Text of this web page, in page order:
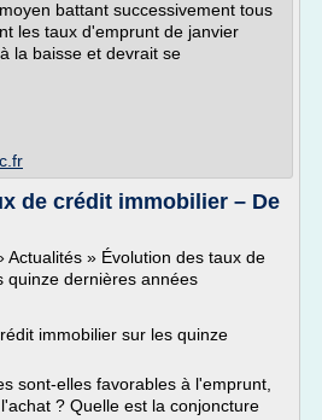
battant successivement tous
les taux d'emprunt de janvier
la baisse et devrait se
de crédit immobilier – De
Actualités » Évolution des taux de
quinze dernières années
immobilier sur les quinze
sont-elles favorables à l'emprunt,
? Quelle est la conjoncture